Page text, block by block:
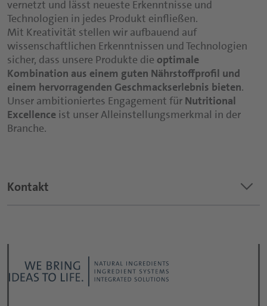
vernetzt und lässt neueste Erkenntnisse und
Technologien in jedes Produkt einfließen.
Mit Kreativität stellen wir aufbauend auf
wissenschaftlichen Erkenntnissen und Technologien
sicher, dass unsere Produkte die optimale
Kombination aus einem guten Nährstoffprofil und
einem hervorragenden Geschmackserlebnis bieten.
Unser ambitioniertes Engagement für Nutritional
Excellence ist unser Alleinstellungsmerkmal in der
Branche.
Kontakt keyboard_arrow_down
*